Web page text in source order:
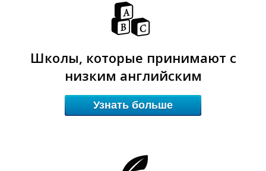
О
Школы, которые принимают с
низким английским
Узнать больше
О